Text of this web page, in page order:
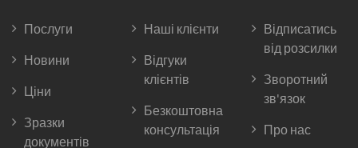
Послуги
Новини
Ціни
Зразки
документів
Наші клієнти
Відгуки
клієнтів
Безкоштовна
консультація
Відписатись
від розсилки
Зворотний
зв'язок
Про нас